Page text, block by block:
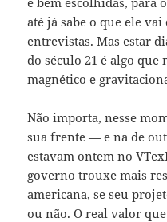
até já sabe o que ele
entrevistas. Mas estar
do século 21 é algo que
magnético e
Não importa, nesse
sua frente — e na de
estavam ontem no
governo trouxe mais
americana, se seu
ou não. O real valor